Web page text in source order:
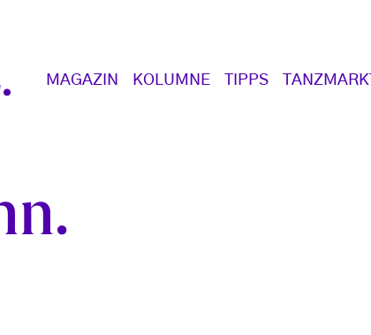
Main navigation
MAGAZIN KOLUMNE TIPPS TANZMARKT